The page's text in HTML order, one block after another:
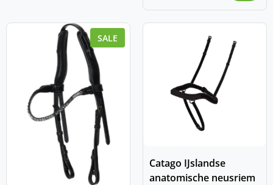
SALE
Catago IJslandse
anatomische neusriem